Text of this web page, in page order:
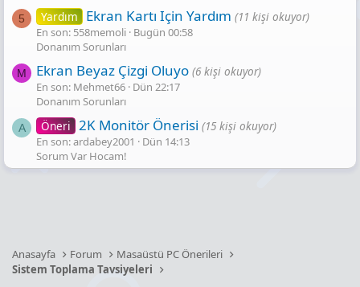
5 Yardım Ekran Kartı Için Yardım (11 kişi okuyor)
En son: 558memoli Bugün 00:58
Donanım Sorunları
M Ekran Beyaz Çizgi Oluyo (6 kişi okuyor)
En son: Mehmet66 Dün 22:17
Donanım Sorunları
A Öneri 2K Monitör Önerisi (15 kişi okuyor)
En son: ardabey2001
Dün 14:13
Sorum Var Hocam!
Anasayfa Forum
Masaüstü PC Önerileri
Sistem Toplama Tavsiyeleri